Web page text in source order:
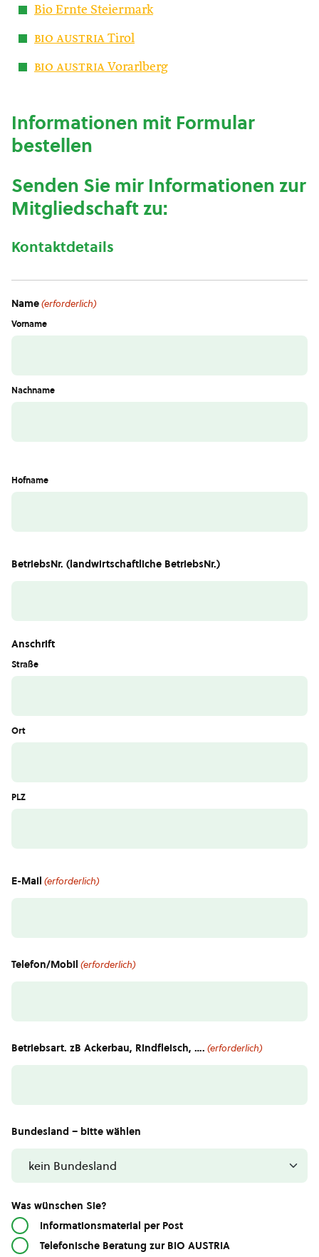
Bio Ernte Steiermark
bio austria Tirol
bio austria Vorarlberg
Informationen mit Formular
bestellen
Senden Sie mir Informationen zur
Mitgliedschaft zu:
Kontaktdetails
Name(erforderlich)
Vorname
Nachname
Hofname
BetriebsNr. (landwirtschaftliche BetriebsNr.)
Anschrift
Straße
Ort
PLZ
E-Mail (erforderlich)
Telefon/Mobil (erforderlich)
Betriebsart. zB Ackerbau, Rindfleisch, …. (erforderlich)
Bundesland – bitte wählen
Was wünschen Sie?
Informationsmaterial per Post
Telefonische Beratung zur BIO AUSTRIA